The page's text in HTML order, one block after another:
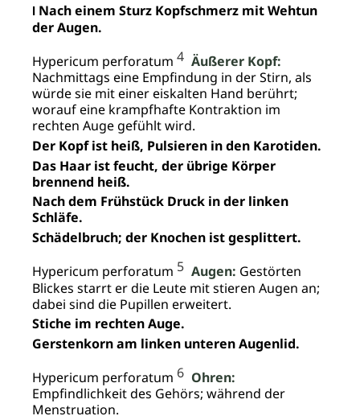
Nach einem Sturz Kopfschmerz mit Wehtun
der Augen.
Hypericum perforatum 4 Äußerer Kopf:
Nachmittags eine Empfindung in der Stirn, als
würde sie mit einer eiskalten Hand berührt;
worauf eine krampfhafte Kontraktion im
rechten Auge gefühlt wird.
Der Kopf ist heiß, Pulsieren in den Karotiden.
Das Haar ist feucht, der übrige Körper
brennend heiß.
Nach dem Frühstück Druck in der linken
Schläfe.
Schädelbruch; der Knochen ist gesplittert.
Hypericum perforatum 5 Augen: Gestörten
Blickes starrt er die Leute mit stieren Augen an;
dabei sind die Pupillen erweitert.
Stiche im rechten Auge.
Gerstenkorn am linken unteren Augenlid.
Hypericum perforatum 6 Ohren:
Empfindlichkeit des Gehörs; während der
Menstruation.